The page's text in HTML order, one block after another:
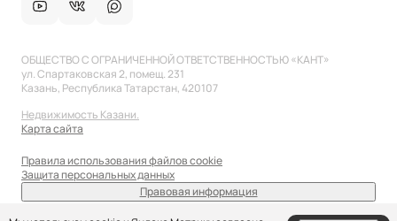
ОБЩЕСТВО С ОГРАНИЧЕННОЙ ОТВЕТСТВЕННОСТЬЮ «КАНТ»
ул. Спартаковская 2, помещ. 231
Казань, Республика Татарстан, 420107
Недвижимость Казани.
Карта сайта
Правила использования файлов cookie
Защита персональных данных
Правовая информация